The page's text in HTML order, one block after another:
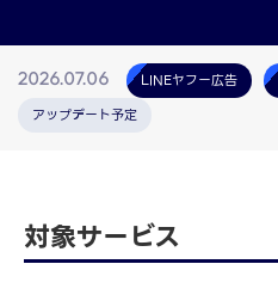
2026.07.06 LINEヤフー広告
アップデート予定
対象サービス